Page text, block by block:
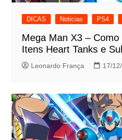
DICAS Noticias PS4
Mega Man X3 –
Itens Heart Tanks e
Leonardo França 17/